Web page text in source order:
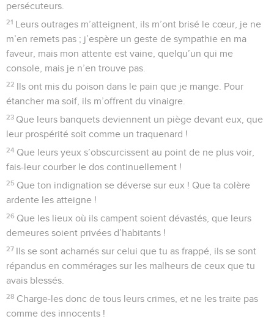
persécuteurs.
21 Leurs outrages m’atteignent, ils m’ont brisé le cœur, je ne
m’en remets pas ; j’espère un geste de sympathie en ma
faveur, mais mon attente est vaine, quelqu’un qui me
console, mais je n’en trouve pas.
22 Ils ont mis du poison dans le pain que je mange. Pour
étancher ma soif, ils m’offrent du vinaigre.
23 Que leurs banquets deviennent un piège devant eux, que
leur prospérité soit comme un traquenard !
24 Que leurs yeux s’obscurcissent au point de ne plus voir,
fais-leur courber le dos continuellement !
25 Que ton indignation se déverse sur eux ! Que ta colère
ardente les atteigne !
26 Que les lieux où ils campent soient dévastés, que leurs
demeures soient privées d’habitants !
27 Ils se sont acharnés sur celui que tu as frappé, ils se sont
répandus en commérages sur les malheurs de ceux que tu
avais blessés.
28 Charge-les donc de tous leurs crimes, et ne les traite pas
comme des innocents !